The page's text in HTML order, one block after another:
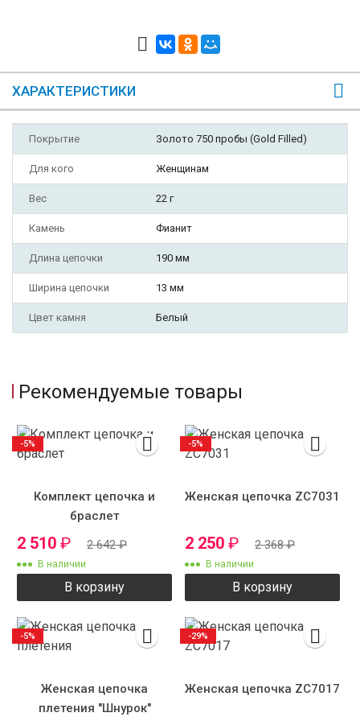
ХАРАКТЕРИСТИКИ
Покрытие Золото 750 пробы (Gold Filled)
Для кого Женщинам
Вес 22 г
Камень Фианит
Длина цепочки 190 мм
Ширина цепочки 13 мм
Цвет камня Белый
Рекомендуемые товары
Комплект цепочка и
браслет
2 510 ₽ 2 642₽
В наличии
В корзину
-5%
Женская цепочка ZC7031
2 250 ₽ 2 368₽
В наличии
В корзину
-5%
Женская цепочка
плетения "Шнурок"
-5%
Женская цепочка ZC7017
-29%